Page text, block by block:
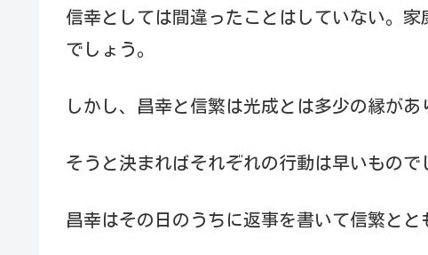
信幸としては間違ったことはしていない。
でしょう。
しかし、昌幸と信繁は光成とは多少の縁が
そうと決まればそれぞれの行動は早いもので
昌幸はその日のうちに返事を書いて信繁とと